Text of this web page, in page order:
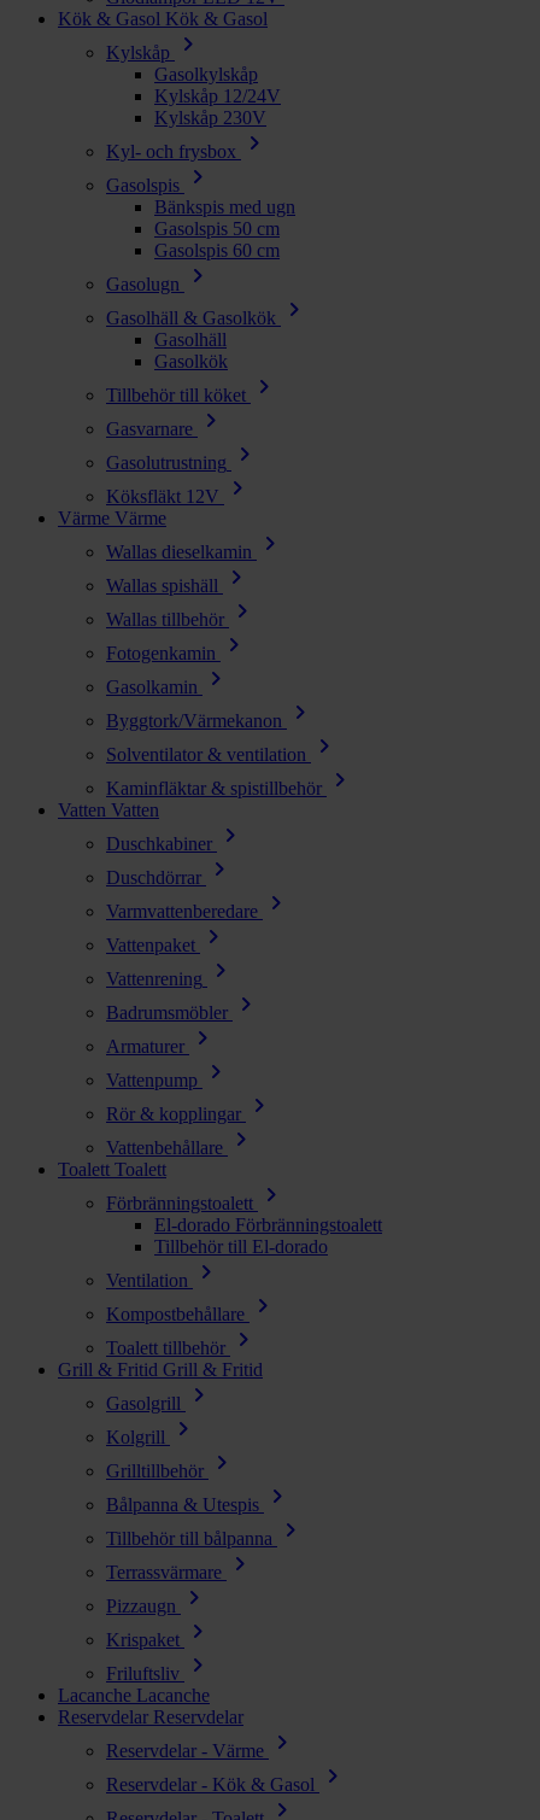
Kök & Gasol Kök & Gasol
Kylskåp
chevron_right
Gasolkylskåp
Kylskåp 12/24V
Kylskåp 230V
Kyl- och frysbox
chevron_right
Gasolspis chevron_right
Bänkspis med ugn
Gasolspis 50 cm
Gasolspis 60 cm
Gasolugn
chevron_right
Gasolhäll & Gasolkök chevron_right
Gasolhäll
Gasolkök
Tillbehör till köket
chevron_right
Gasvarnare chevron_right
Gasolutrustning chevron_right
Köksfläkt 12V chevron_right
Värme Värme
Wallas dieselkamin
chevron_right
Wallas spishäll chevron_right
Wallas tillbehör chevron_right
Fotogenkamin chevron_right
Gasolkamin chevron_right
Byggtork/Värmekanon chevron_right
Solventilator & ventilation chevron_right
Kaminfläktar & spistillbehör chevron_right
Vatten Vatten
Duschkabiner
chevron_right
Duschdörrar chevron_right
Varmvattenberedare chevron_right
Vattenpaket chevron_right
Vattenrening chevron_right
Badrumsmöbler chevron_right
Armaturer chevron_right
Vattenpump chevron_right
Rör & kopplingar chevron_right
Vattenbehållare chevron_right
Toalett Toalett
Förbränningstoalett
chevron_right
El-dorado Förbränningstoalett
Tillbehör till El-dorado
Ventilation
chevron_right
Kompostbehållare chevron_right
Toalett tillbehör chevron_right
Grill & Fritid Grill & Fritid
Gasolgrill
chevron_right
Kolgrill chevron_right
Grilltillbehör chevron_right
Bålpanna & Utespis chevron_right
Tillbehör till bålpanna chevron_right
Terrassvärmare chevron_right
Pizzaugn chevron_right
Krispaket chevron_right
Friluftsliv chevron_right
Lacanche Lacanche
Reservdelar Reservdelar
Reservdelar - Värme
chevron_right
Reservdelar - Kök & Gasol chevron_right
chevron_right